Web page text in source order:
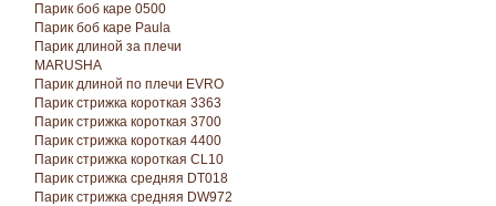
Парик боб каре 0500
Парик боб каре Paula
Парик длиной за плечи
MARUSHA
Парик длиной по плечи EVRO
Парик стрижка короткая 3363
Парик стрижка короткая 3700
Парик стрижка короткая 4400
Парик стрижка короткая CL10
Парик стрижка средняя DT018
Парик стрижка средняя DW972